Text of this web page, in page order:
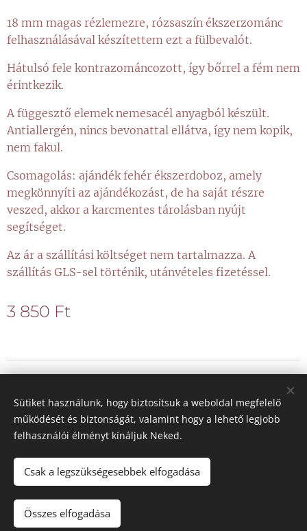
18 mm magas rézlemezre, rózsaszín ékszerzománc
felhasználásával készítettem ezt a fülbevalót.
Hátulsó fele kontrazománcozott, így bőrrel a fém nem
érintkezik.
A függesztő elemek nemesacél anyagból készült.
Antiallergén, nincs bevonattal ellátva, így nem kopik,
nem fakul.
Csomagolás: ajándék fehér ékszerdoboz, amely
megkönnyíti az ajándékozást, de ha saját részre
veszed, akkor a karcmentes tárolásban nyújt
segítséget.
Az ár a szállítási költséget nem tartalmazza. A
szállítás GLS-sel történik, utánvételes fizetéssel.
3 850 Ft
Sütik
Nyelvek
Magyar
Deutsch
Sütiket használunk, hogy biztosítsuk a weboldal megfelelő
működését és biztonságát, valamint hogy a lehető legjobb
felhasználói élményt kínáljuk Neked.
Csak a legszükségesebbek elfogadása
Összes elfogadása